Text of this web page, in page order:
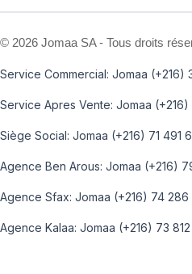
© 2026 Jomaa SA - Tous droits
Service Commercial: Jomaa (+216)
Service Apres Vente: Jomaa (+216)
Siège Social: Jomaa (+216) 71 491
Agence Ben Arous: Jomaa (+216)
Agence Sfax: Jomaa (+216) 74 286
Agence Kalaa: Jomaa (+216) 73 812